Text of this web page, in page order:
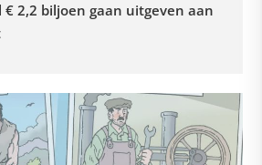
€ 2,2 biljoen gaan uitgeven aan